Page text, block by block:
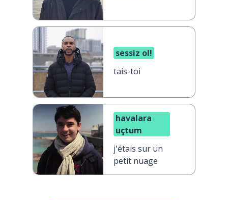
sessiz ol!
tais-toi
havalara
uçtum
j'étais sur un
petit nuage